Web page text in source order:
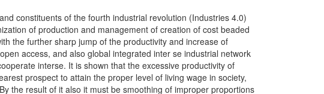
constituents of the fourth industrial revolution (Industries 4.0)
of production and management of creation of cost beaded
the further sharp jump of the productivity and increase of
access, and also global integrated inter se industrial network
interse. It is shown that the excessive productivity of
prospect to attain the proper level of living wage in society,
the result of it also it must be smoothing of improper proportions